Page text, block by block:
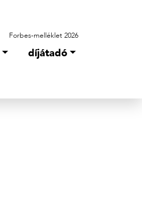
Forbes-melléklet 2026
díjátadó